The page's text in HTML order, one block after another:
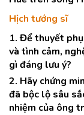
Hịch tướng sĩ
1. Để thuyết
và tình cảm,
gì đáng lưu ý?
2. Hãy chứng
đã bộc lộ sâu
nhiệm của ông